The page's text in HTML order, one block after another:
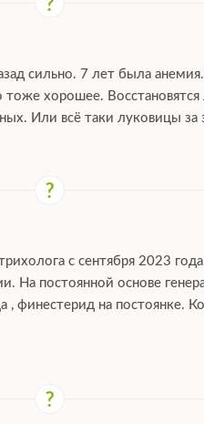
сильно. 7 лет была
хорошее.
Или всё таки луковицы за
с сентября 2023
На постоянной основе
, финестерид на постоянке.